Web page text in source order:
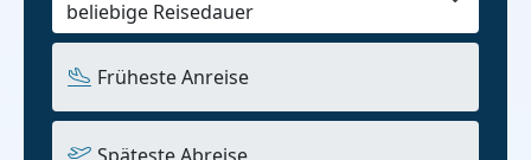
Früheste Anreise